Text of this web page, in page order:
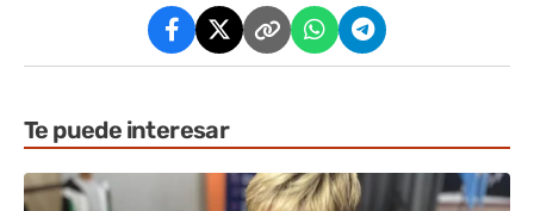
Te puede interesar